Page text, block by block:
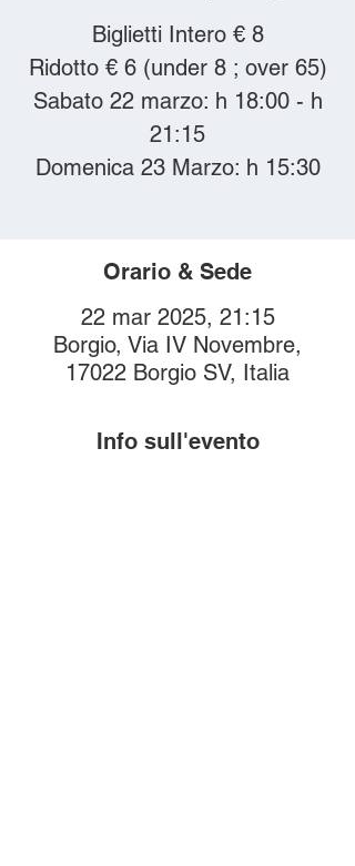
Biglietti Intero € 8
Ridotto € 6 (under 8 ; over 65)
Sabato 22 marzo: h 18:00 - h
21:15
Domenica 23 Marzo: h 15:30
Orario & Sede
22 mar 2025, 21:15
Borgio, Via IV Novembre,
17022 Borgio SV, Italia
Info sull'evento